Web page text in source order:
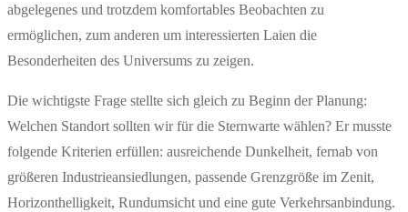
abgelegenes und trotzdem komfortables Beobachten zu
ermöglichen, zum anderen um interessierten Laien die
Besonderheiten des Universums zu zeigen.
Die wichtigste Frage stellte sich gleich zu Beginn der Planung:
Welchen Standort sollten wir für die Sternwarte wählen? Er musste
folgende Kriterien erfüllen: ausreichende Dunkelheit, fernab von
größeren Industrieansiedlungen, passende Grenzgröße im Zenit,
Horizonthelligkeit, Rundumsicht und eine gute Verkehrsanbindung.